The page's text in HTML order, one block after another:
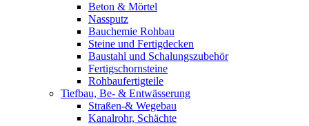
Beton & Mörtel
Nassputz
Bauchemie Rohbau
Steine und Fertigdecken
Baustahl und Schalungszubehör
Fertigschornsteine
Rohbaufertigteile
Tiefbau, Be- & Entwässerung
Straßen-& Wegebau
Kanalrohr, Schächte